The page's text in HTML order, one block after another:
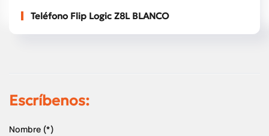
Teléfono Flip Logic Z8L BLANCO
Escríbenos:
Nombre (*)